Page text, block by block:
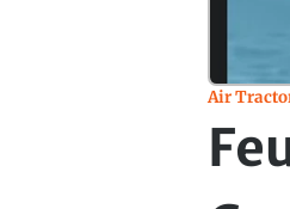
Air